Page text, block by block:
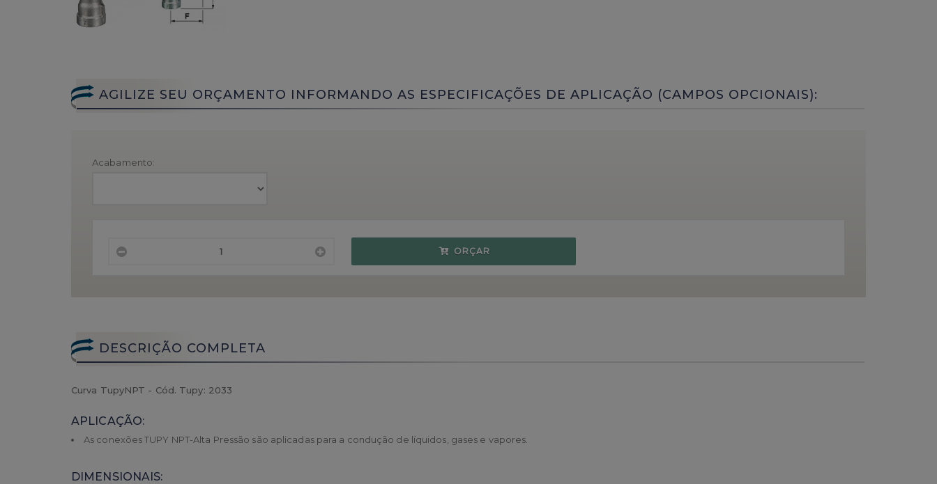
AGILIZE SEU ORÇAMENTO INFORMANDO AS ESPECIFICAÇÕES DE APLICAÇÃO (CAMPOS OPCIONAIS):
Acabamento:
ORÇAR
DESCRIÇÃO COMPLETA
Curva TupyNPT - Cód. Tupy: 2033
APLICAÇÃO:
As conexões TUPY NPT-Alta Pressão são aplicadas para a condução de líquidos, gases e vapores.
DIMENSIONAIS: